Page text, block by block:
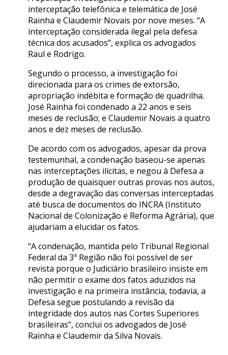
interceptação telefônica e telemática de José
Rainha e Claudemir Novais por nove meses. “A
interceptação considerada ilegal pela defesa
técnica dos acusados”, explica os advogados
Raul e Rodrigo.
Segundo o processo, a investigação foi
direcionada para os crimes de extorsão,
apropriação indébita e formação de quadrilha.
José Rainha foi condenado a 22 anos e seis
meses de reclusão; e Claudemir Novais a quatro
anos e dez meses de reclusão.
De acordo com os advogados, apesar da prova
testemunhal, a condenação baseou-se apenas
nas interceptações ilícitas, e negou à Defesa a
produção de quaisquer outras provas nos autos,
desde a degravação das conversas interceptadas
até busca de documentos do INCRA (Instituto
Nacional de Colonização e Reforma Agrária), que
ajudariam a elucidar os fatos.
“A condenação, mantida pelo Tribunal Regional
Federal da 3ª Região não foi possível de ser
revista porque o Judiciário brasileiro insiste em
não permitir o exame dos fatos aduzidos na
investigação e na primeira instância, todavia, a
Defesa segue postulando a revisão da
integridade dos autos nas Cortes Superiores
brasileiras”, conclui os advogados de José
Rainha e Claudemir da Silva Novais.